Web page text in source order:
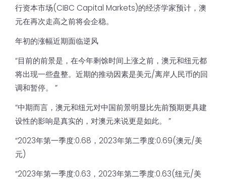
行资本市场(CIBC Capital Markets)的经济学家预计，澳
元在再次走高之前将会企稳。
年初的涨幅近期面临逆风
“目前的前景是，在今年剩馀时间上涨之前，澳元和纽元都
将出现一些盘整。近期的推动因素是美元/离岸人民币的回
调和暂停。 ”
“中期而言，澳元和纽元对中国前景明显比先前预期更具建
设性的影响是真实的，对澳元来说更是如此。 ”
“2023年第一季度:0.68，2023年第二季度:0.69(澳元/美
元)
“2023年第一季度:0.63，2023年第二季度:0.63(纽元/美